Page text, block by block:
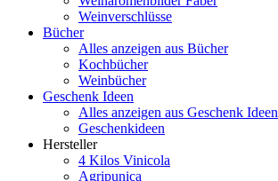
Weinverschlüsse
Bücher
Alles anzeigen aus Bücher
Kochbücher
Weinbücher
Geschenk Ideen
Alles anzeigen aus Geschenk Ideen
Geschenkideen
Hersteller
4 Kilos Vinicola
Agripunica